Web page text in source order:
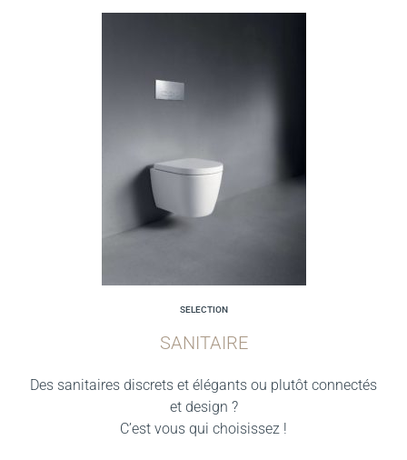
SELECTION
SANITAIRE
Des sanitaires discrets et élégants ou plutôt connectés
et design ?
C’est vous qui choisissez !